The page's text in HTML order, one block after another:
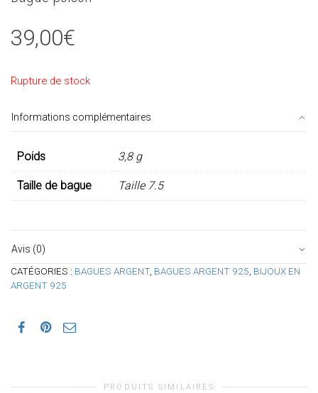
39,00€
Rupture de stock
Informations complémentaires
Poids 3,8 g
Taille de bague Taille 7.5
Avis (0)
CATÉGORIES : BAGUES ARGENT, BAGUES ARGENT 925, BIJOUX EN
ARGENT 925
PRODUITS SIMILAIRES